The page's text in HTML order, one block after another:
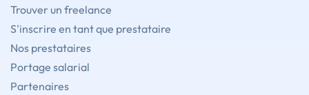
Trouver un freelance
S'inscrire en tant que prestataire
Nos prestataires
Portage salarial
Partenaires